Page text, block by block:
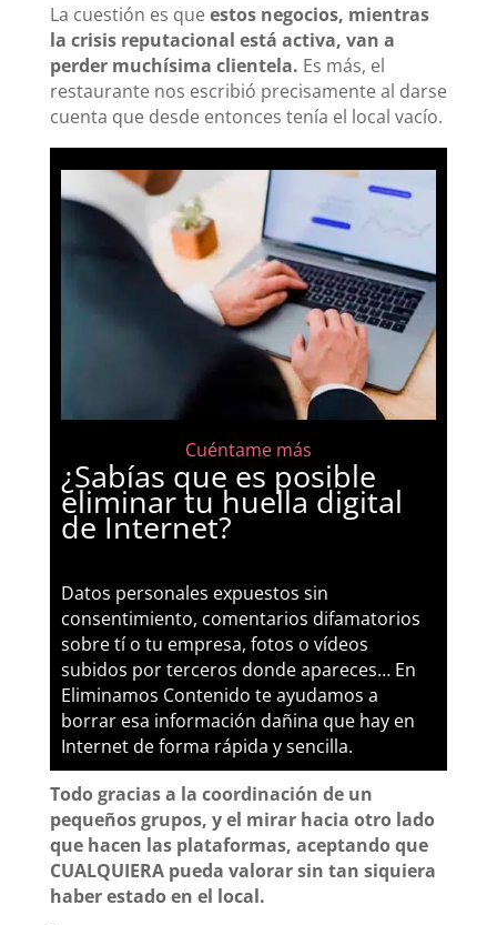
La cuestión es queestos negocios, mientras
la crisis reputacional está activa, van a
perder muchísima clientela. Es más, el
restaurante nos escribió precisamente al darse
cuenta que desde entonces tenía el local vacío.
Cuéntame más
¿Sabías que es posible
eliminar tu huella digital
de Internet?
Datos personales expuestos sin
consentimiento, comentarios difamatorios
sobre tí o tu empresa, fotos o vídeos
subidos por terceros donde apareces… En
Eliminamos Contenido te ayudamos a
borrar esa información dañina que hay en
Internet de forma rápida y sencilla.
Todo gracias a la coordinación de un
pequeños grupos, y el mirar hacia otro lado
que hacen las plataformas, aceptando que
CUALQUIERA pueda valorar sin tan siquiera
haber estado en el local.